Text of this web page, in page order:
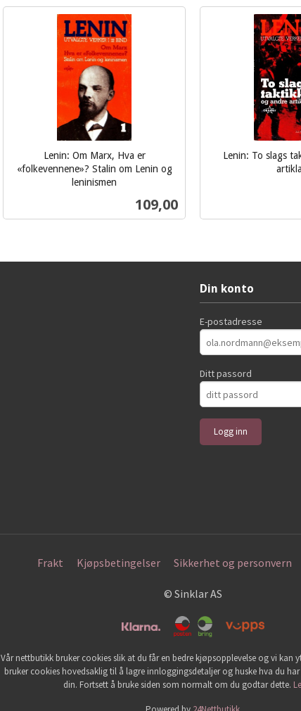
Lenin: Om Marx, Hva er
«folkevennene»? Stalin om Lenin og
leninismen
Pris
109,00
Lenin: To slags
Din konto
E-postadresse
Ditt passord
Frakt Kjøpsbetingelser Sikkerhet og personvern
© Sinklar AS
Vår nettbutikk bruker cookies slik at du får en bedre kjøpsopplevelse og vi kan
bruker cookies hovedsaklig til å lagre innloggingsdetaljer og huske hva du
din. Fortsett å bruke siden som normalt om du godtar dette.